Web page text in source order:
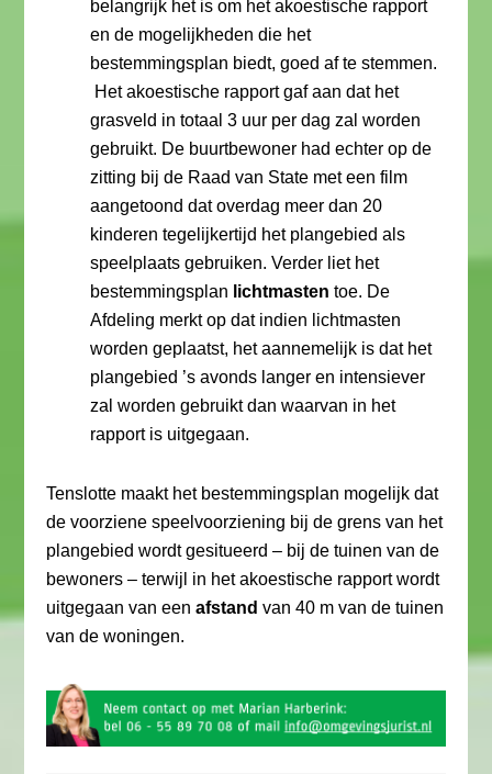
belangrijk het is om het akoestische rapport
en de mogelijkheden die het
bestemmingsplan biedt, goed af te stemmen.
Het akoestische rapport gaf aan dat het
grasveld in totaal 3 uur per dag zal worden
gebruikt. De buurtbewoner had echter op de
zitting bij de Raad van State met een film
aangetoond dat overdag meer dan 20
kinderen tegelijkertijd het plangebied als
speelplaats gebruiken. Verder liet het
bestemmingsplan lichtmasten toe. De
Afdeling merkt op dat indien lichtmasten
worden geplaatst, het aannemelijk is dat het
plangebied ’s avonds langer en intensiever
zal worden gebruikt dan waarvan in het
rapport is uitgegaan.
Tenslotte maakt het bestemmingsplan mogelijk dat
de voorziene speelvoorziening bij de grens van het
plangebied wordt gesitueerd – bij de tuinen van de
bewoners – terwijl in het akoestische rapport wordt
uitgegaan van eenafstand van 40 m van de tuinen
van de woningen.